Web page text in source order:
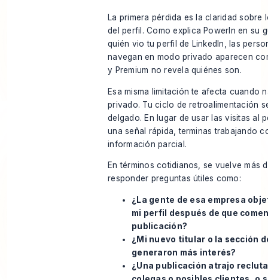
La primera pérdida es la claridad sobre
del perfil. Comoexplica PowerIn en su
quién vio tu perfil de LinkedIn, las
navegan en modo privado aparecen
y Premium no revela quiénes son.
Esa misma limitación te afecta cuando
privado. Tu ciclo de retroalimentación
delgado. En lugar de usar las visitas al
una señal rápida, terminas trabajando
información parcial.
En términos cotidianos, se vuelve más
responder preguntas útiles como:
¿La gente de esa empresa
mi perfil después de que
publicación?
¿Mi nuevo titular o la sección
generaron más interés?
¿Una publicación atrajo